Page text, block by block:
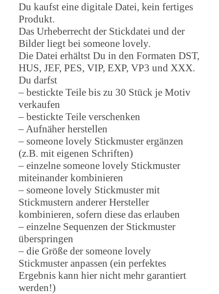
Du kaufst eine digitale Datei, kein fertiges
Produkt.
Das Urheberrecht der Stickdatei und der
Bilder liegt bei someone lovely.
Die Datei erhältst Du in den Formaten DST,
HUS, JEF, PES, VIP, EXP, VP3 und XXX.
Du darfst
– bestickte Teile bis zu 30 Stück je Motiv
verkaufen
– bestickte Teile verschenken
– Aufnäher herstellen
– someone lovely Stickmuster ergänzen
(z.B. mit eigenen Schriften)
– einzelne someone lovely Stickmuster
miteinander kombinieren
– someone lovely Stickmuster mit
Stickmustern anderer Hersteller
kombinieren, sofern diese das erlauben
– einzelne Sequenzen der Stickmuster
überspringen
– die Größe der someone lovely
Stickmuster anpassen (ein perfektes
Ergebnis kann hier nicht mehr garantiert
werden!)